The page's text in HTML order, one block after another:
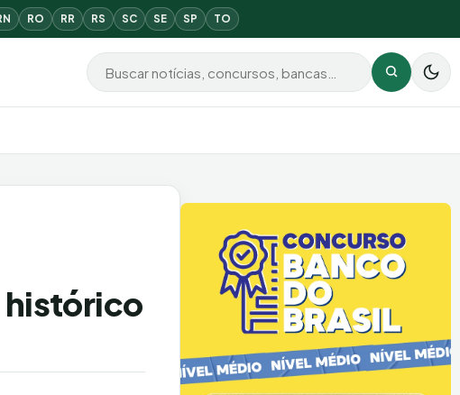
RO RR RS SC SE SP TO
Buscar por: Buscar
histórico